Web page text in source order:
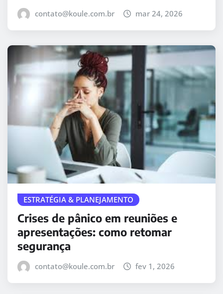
contato@koule.com.br mar 24, 2026
ESTRATÉGIA & PLANEJAMENTO
Crises de pânico em reuniões e
apresentações: como retomar
segurança
contato@koule.com.br fev 1, 2026